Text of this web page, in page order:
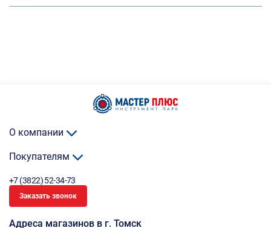
О компании
Покупателям
+7 (3822) 52-34-73
Заказать звонок
Адреса магазинов в г. Томск